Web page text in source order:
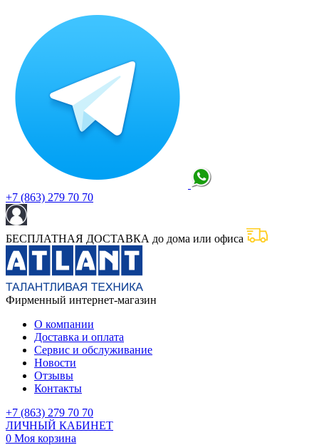
+7 (863) 279 70 70
БЕСПЛАТНАЯ ДОСТАВКА до дома или офиса
Фирменный интернет-магазин
О компании
Доставка и оплата
Сервис и обслуживание
Новости
Отзывы
Контакты
+7 (863) 279 70 70
ЛИЧНЫЙ КАБИНЕТ
0 Моя корзина